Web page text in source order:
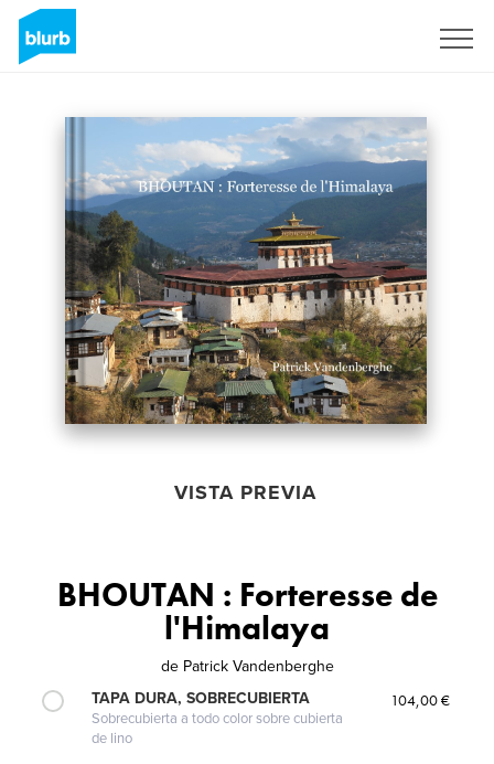
VISTA PREVIA
BHOUTAN : Forteresse de
l'Himalaya
de Patrick Vandenberghe
TAPA DURA, SOBRECUBIERTA
Sobrecubierta a todo color sobre cubierta
de lino
104,00 €